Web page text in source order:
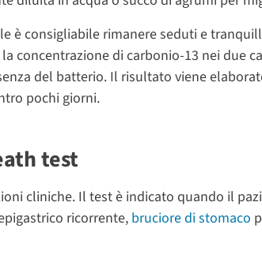
è consigliabile rimanere seduti e
concentrazione di carbonio-13 nei due
del batterio. Il risultato viene
pochi giorni.
test
cliniche. Il test è indicato quando il
ricorrente, bruciore di stomaco